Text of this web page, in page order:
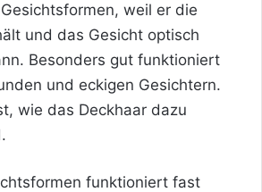
weil er die
und das Gesicht optisch
Besonders gut funktioniert
und eckigen Gesichtern.
wie das Deckhaar dazu
funktioniert fast